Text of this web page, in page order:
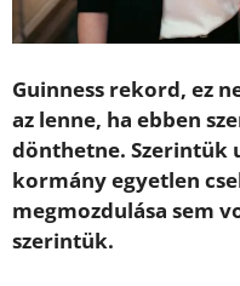
Guinness rekord, ez
az lenne, ha ebben
dönthetne. Szerintük
kormány egyetlen
megmozdulása sem
szerintük.